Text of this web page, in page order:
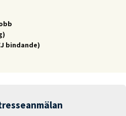
bindande)